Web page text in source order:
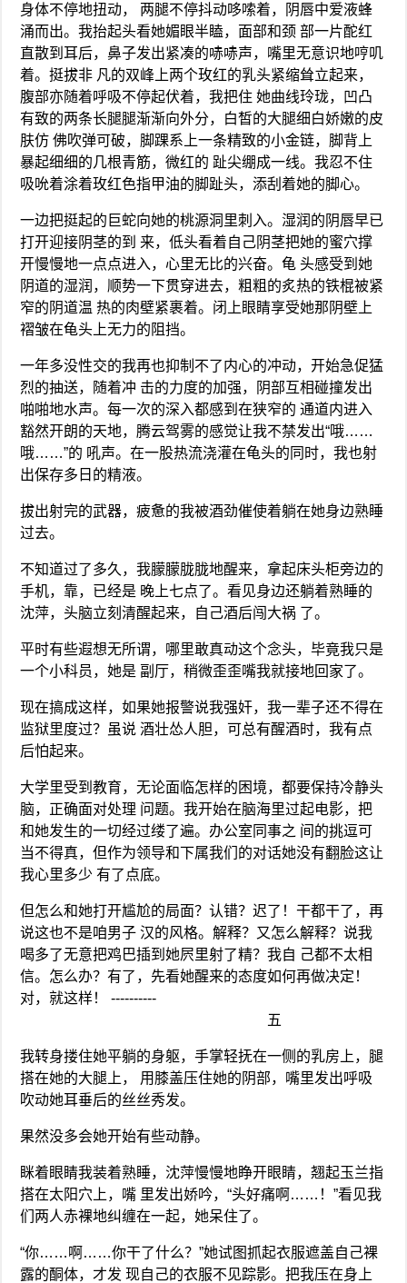
身体不停地扭动， 两腿不停抖动哆嗦着，阴唇中爱液蜂
涌而出。我抬起头看她媚眼半瞌，面部和颈 部一片酡红
直散到耳后，鼻子发出紧凑的哧哧声，嘴里无意识地哼叽
着。挺拔非 凡的双峰上两个玫红的乳头紧缩耸立起来，
腹部亦随着呼吸不停起伏着，我把住 她曲线玲珑，凹凸
有致的两条长腿腿渐渐向外分，白皙的大腿细白娇嫩的皮
肤仿 佛吹弹可破，脚踝系上一条精致的小金链，脚背上
暴起细细的几根青筋，微红的 趾尖绷成一线。我忍不住
吸吮着涂着玫红色指甲油的脚趾头，添刮着她的脚心。
一边把挺起的巨蛇向她的桃源洞里刺入。湿润的阴唇早已
打开迎接阴茎的到 来，低头看着自己阴茎把她的蜜穴撑
开慢慢地一点点进入，心里无比的兴奋。龟 头感受到她
阴道的湿润，顺势一下贯穿进去，粗粗的炙热的铁棍被紧
窄的阴道温 热的肉壁紧裹着。闭上眼睛享受她那阴壁上
褶皱在龟头上无力的阻挡。
一年多没性交的我再也抑制不了内心的冲动，开始急促猛
烈的抽送，随着冲 击的力度的加强，阴部互相碰撞发出
啪啪地水声。每一次的深入都感到在狭窄的 通道内进入
豁然开朗的天地，腾云驾雾的感觉让我不禁发出“哦……
哦……”的 吼声。在一股热流浇灌在龟头的同时，我也射
出保存多日的精液。
拔出射完的武器，疲惫的我被酒劲催使着躺在她身边熟睡
过去。
不知道过了多久，我朦朦胧胧地醒来，拿起床头柜旁边的
手机，靠，已经是 晚上七点了。看见身边还躺着熟睡的
沈萍，头脑立刻清醒起来，自己酒后闯大祸 了。
平时有些遐想无所谓，哪里敢真动这个念头，毕竟我只是
一个小科员，她是 副厅，稍微歪歪嘴我就接地回家了。
现在搞成这样，如果她报警说我强奸，我一辈子还不得在
监狱里度过？虽说 酒壮怂人胆，可总有醒酒时，我有点
后怕起来。
大学里受到教育，无论面临怎样的困境，都要保持冷静头
脑，正确面对处理 问题。我开始在脑海里过起电影，把
和她发生的一切经过缕了遍。办公室同事之 间的挑逗可
当不得真，但作为领导和下属我们的对话她没有翻脸这让
我心里多少 有了点底。
但怎么和她打开尴尬的局面？认错？迟了！干都干了，再
说这也不是咱男子 汉的风格。解释？又怎么解释？说我
喝多了无意把鸡巴插到她屄里射了精？我自 己都不太相
信。怎么办？有了，先看她醒来的态度如何再做决定！
对，就这样！ ----------
五
我转身搂住她平躺的身躯，手掌轻抚在一侧的乳房上，腿
搭在她的大腿上， 用膝盖压住她的阴部，嘴里发出呼吸
吹动她耳垂后的丝丝秀发。
果然没多会她开始有些动静。
眯着眼睛我装着熟睡，沈萍慢慢地睁开眼睛，翘起玉兰指
搭在太阳穴上，嘴 里发出娇吟，“头好痛啊……！”看见我
们两人赤裸地纠缠在一起，她呆住了。
“你……啊……你干了什么？”她试图抓起衣服遮盖自己裸
露的酮体，才发 现自己的衣服不见踪影。把我压在身上